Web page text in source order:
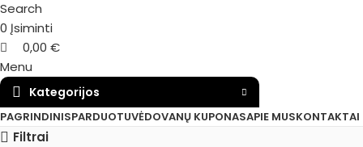
Search
0 Įsiminti
0,00 €
Menu
Kategorijos
PAGRINDINISPARDUOTUVĖDOVANŲ KUPONASAPIE MUSKONTAKTAI
Filtrai